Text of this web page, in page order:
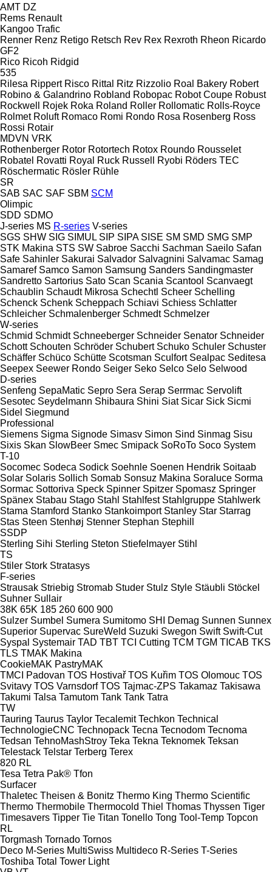
AMT DZ
Rems Renault
Kangoo Trafic
Renner Renz Retigo Retsch Rev Rex Rexroth Rheon Ricardo
GF2
Rico Ricoh Ridgid
535
Rilesa Rippert Risco Rittal Ritz Rizzolio Roal Bakery Robert
Robino & Galandrino Robland Robopac Robot Coupe Robust
Rockwell
Rojek Roka Roland Roller Rollomatic Rolls-Royce
Rolmet Roluft Romaco Romi Rondo Rosa Rosenberg Ross
Rossi Rotair
MDVN VRK
Rothenberger Rotor Rotortech Rotox Roundo Rousselet
Robatel Rovatti Royal Ruck Russell Ryobi Röders TEC
Röschermatic Rösler Rühle
SR
SAB SAC SAF SBM SCM
Olimpic
SDD SDMO
J-series MS R-series V-series
SGS SHW SIG SIMUL SIP SIPA SISE SM SMD SMG SMP
STK Makina STS SW Sabroe Sacchi Sachman Saeilo Safan
Safe Sahinler Sakurai Salvador Salvagnini Salvamac Samag
Samaref Samco Samon Samsung Sanders Sandingmaster
Sandretto Sartorius Sato Scan Scania Scantool Scanvaegt
Schaublin Schaudt Mikrosa Schechtl Scheer Schelling
Schenck Schenk Scheppach Schiavi Schiess Schlatter
Schleicher Schmalenberger Schmedt Schmelzer
W-series
Schmid Schmidt Schneeberger Schneider Senator Schneider
Schott Schouten Schröder Schubert Schuko Schuler Schuster
Schäffer Schüco Schütte Scotsman Sculfort Sealpac Seditesa
Seepex Seewer Rondo Seiger Seko Selco Selo Selwood
D-series
Senfeng SepaMatic Sepro Sera Serap Serrmac Servolift
Sesotec Seydelmann Shibaura Shini Siat Sicar Sick Sicmi
Sidel Siegmund
Professional
Siemens Sigma Signode Simasv Simon Sind Sinmag Sisu
Sixis Skan SlowBeer Smec Smipack SoRoTo Soco System
T-10
Socomec Sodeca Sodick Soehnle Soenen Hendrik Soitaab
Solar Solaris Sollich Somab Sonsuz Makina Soraluce Sorma
Sormac Sottoriva Speck Spinner Spitzer Spomasz Springer
Spänex Stabau Stago Stahl Stahlfest Stahlgruppe Stahlwerk
Stama Stamford Stanko Stankoimport Stanley Star Starrag
Stas Steen Stenhøj Stenner Stephan Stephill
SSDP
Sterling Sihi Sterling Steton Stiefelmayer Stihl
TS
Stiler Stork Stratasys
F-series
Strausak Striebig Stromab Studer Stulz Style Stäubli Stöckel
Suhner Sullair
38K 65K 185 260 600 900
Sulzer Sumbel Sumera Sumitomo SHI Demag Sunnen Sunnex
Superior Supervac SureWeld Suzuki Swegon Swift Swift-Cut
Syspal Systemair TAD TBT TCI Cutting TCM TGM TICAB TKS
TLS TMAK Makina
CookieMAK PastryMAK
TMCI Padovan TOS Hostivař TOS Kuřim TOS Olomouc TOS
Svitavy TOS Varnsdorf TOS Tajmac-ZPS Takamaz Takisawa
Takumi Talsa Tamutom Tank Tank Tatra
TW
Tauring Taurus Taylor Tecalemit Techkon Technical
TechnologieCNC Technopack Tecna Tecnodom Tecnoma
Tedsan TehnoMashStroy Teka Tekna Teknomek Teksan
Telestack Telstar Terberg Terex
820 RL
Tesa Tetra Pak® Tfon
Surfacer
Thaletec Theisen & Bonitz Thermo King Thermo Scientific
Thermo Thermobile Thermocold Thiel Thomas Thyssen Tiger
Timesavers Tipper Tie Titan Tonello Tong Tool-Temp Topcon
RL
Torgmash Tornado Tornos
Deco M-Series MultiSwiss Multideco R-Series T-Series
Toshiba Total Tower Light